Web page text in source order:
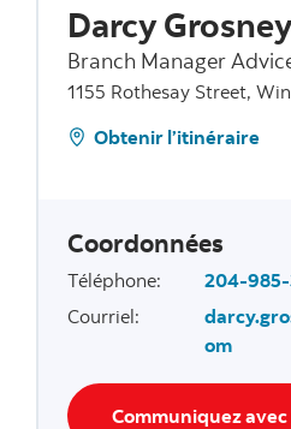
Darcy Grosney
Branch Manager
1155 Rothesay Street,
Obtenir l’itinéraire
Coordonnées
Téléphone:
204-
Courriel:
om
Communiquez avec